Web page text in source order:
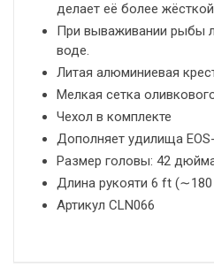
делает её более
При вываживании рыбы
воде.
Литая алюминиевая
Мелкая сетка
Чехол в комплекте
Дополняет удилища
Размер головы: 42
Длина рукояти 6 ft
Артикул CLN066